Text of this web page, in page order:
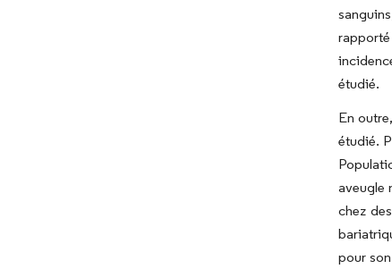
rapporté
étudié.
En
étudié.
aveugle
chez
pour